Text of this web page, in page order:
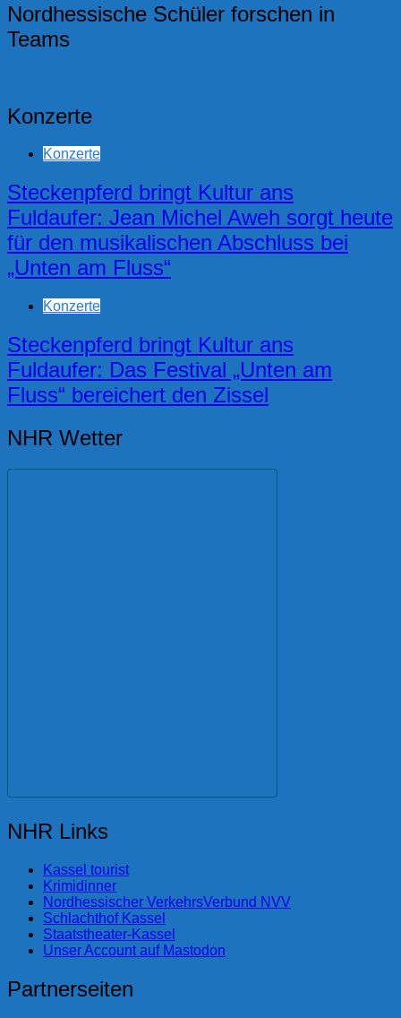
Nordhessische Schüler forschen in
Teams
Konzerte
Konzerte
Steckenpferd bringt Kultur ans
Fuldaufer: Jean Michel Aweh sorgt heute
für den musikalischen Abschluss bei
„Unten am Fluss“
Konzerte
Steckenpferd bringt Kultur ans
Fuldaufer: Das Festival „Unten am
Fluss“ bereichert den Zissel
NHR Wetter
NHR Links
Kassel tourist
Krimidinner
Nordhessischer VerkehrsVerbund NVV
Schlachthof Kassel
Staatstheater-Kassel
Unser Account auf Mastodon
Partnerseiten